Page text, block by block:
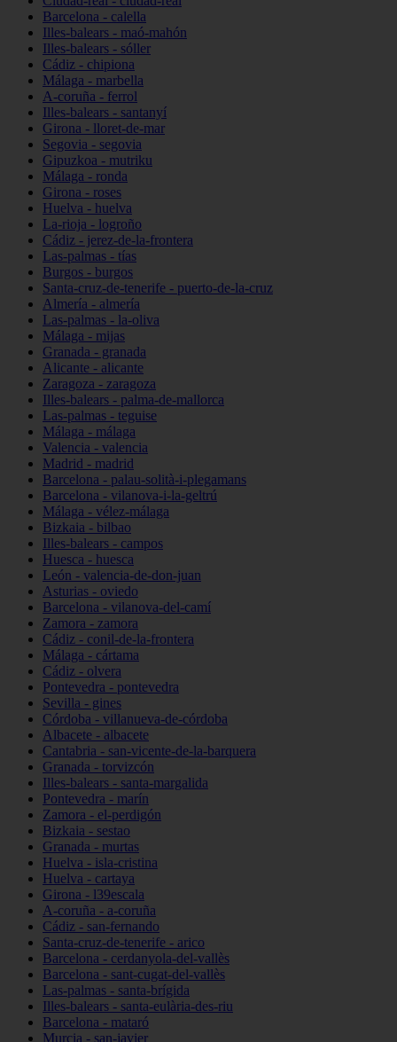
Barcelona - calella
Illes-balears - maó-mahón
Illes-balears - sóller
Cádiz - chipiona
Málaga - marbella
A-coruña - ferrol
Illes-balears - santanyí
Girona - lloret-de-mar
Segovia - segovia
Gipuzkoa - mutriku
Málaga - ronda
Girona - roses
Huelva - huelva
La-rioja - logroño
Cádiz - jerez-de-la-frontera
Las-palmas - tías
Burgos - burgos
Santa-cruz-de-tenerife - puerto-de-la-cruz
Almería - almería
Las-palmas - la-oliva
Málaga - mijas
Granada - granada
Alicante - alicante
Zaragoza - zaragoza
Illes-balears - palma-de-mallorca
Las-palmas - teguise
Málaga - málaga
Valencia - valencia
Madrid - madrid
Barcelona - palau-solità-i-plegamans
Barcelona - vilanova-i-la-geltrú
Málaga - vélez-málaga
Bizkaia - bilbao
Illes-balears - campos
Huesca - huesca
León - valencia-de-don-juan
Asturias - oviedo
Barcelona - vilanova-del-camí
Zamora - zamora
Cádiz - conil-de-la-frontera
Málaga - cártama
Cádiz - olvera
Pontevedra - pontevedra
Sevilla - gines
Córdoba - villanueva-de-córdoba
Albacete - albacete
Cantabria - san-vicente-de-la-barquera
Granada - torvizcón
Illes-balears - santa-margalida
Pontevedra - marín
Zamora - el-perdigón
Bizkaia - sestao
Granada - murtas
Huelva - isla-cristina
Huelva - cartaya
Girona - l39escala
A-coruña - a-coruña
Cádiz - san-fernando
Santa-cruz-de-tenerife - arico
Barcelona - cerdanyola-del-vallès
Barcelona - sant-cugat-del-vallès
Las-palmas - santa-brígida
Illes-balears - santa-eulària-des-riu
Barcelona - mataró
Murcia - san-javier